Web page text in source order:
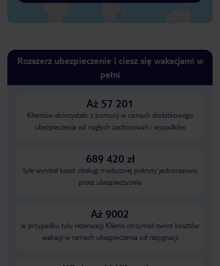
Rozszerz ubezpieczenie i ciesz się wakacjami w
pełni
Aż 57 201
Klientów skorzystało z pomocy w ramach dodatkowego
ubezpieczenia od nagłych zachorowań i wypadków
689 420 zł
tyle wyniósł koszt obsługi medycznej pokryty jednorazowo
przez ubezpieczyciela
Aż 9002
w przypadku tylu rezerwacji Klienci otrzymali zwrot kosztów
wakacji w ramach ubezpieczenia od rezygnacji